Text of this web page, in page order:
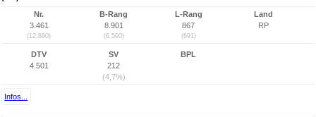
Nr.
3.461
(12.890)
B-Rang
8.901
(6.500)
L-Rang
867
(691)
Land
RP
DTV
4.501
SV
212
(4,7%)
BPL
Infos...